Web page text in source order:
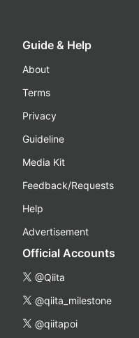
Guide & Help
About
Terms
Privacy
Guideline
Media Kit
Feedback/Requests
Help
Advertisement
Official Accounts
@Qiita
@qiita_milestone
@qiitapoi